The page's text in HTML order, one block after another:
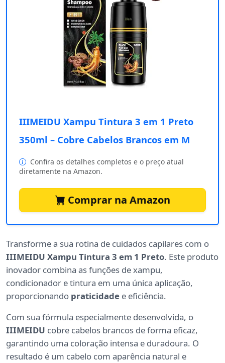
IIIMEIDU Xampu Tintura 3 em 1 Preto
350ml – Cobre Cabelos Brancos em M
Confira os detalhes completos e o preço atual
diretamente na Amazon.
Comprar na Amazon
Transforme a sua rotina de cuidados capilares com o
IIIMEIDU Xampu Tintura 3 em 1 Preto. Este produto
inovador combina as funções de xampu,
condicionador e tintura em uma única aplicação,
proporcionando praticidade e eficiência.
Com sua fórmula especialmente desenvolvida, o
IIIMEIDU cobre cabelos brancos de forma eficaz,
garantindo uma coloração intensa e duradoura. O
resultado é um cabelo com aparência natural e